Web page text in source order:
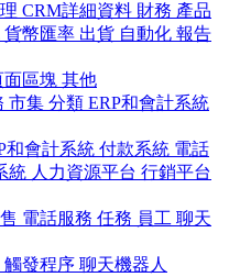
CRM詳細資料 財務 產品
貨幣匯率 出貨 自動化 報告
區塊 其他
市集 分類 ERP和會計系統
和會計系統 付款系統 電話
統 人力資源平台 行銷平台
電話服務 任務 員工 聊天
觸發程序 聊天機器人